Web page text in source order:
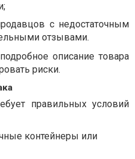
с недостаточным
отзывами.
описание товара
риски.
правильных условий
контейнеры или